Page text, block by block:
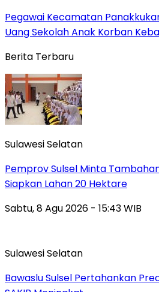
Pegawai Kecamatan
Uang Sekolah Anak Korban
Berita Terbaru
Sulawesi Selatan
Pemprov Sulsel Minta
Siapkan Lahan 20 Hektare
Sabtu, 8 Agu 2026 - 15:43 WIB
Sulawesi Selatan
Bawaslu Sulsel Pertahankan